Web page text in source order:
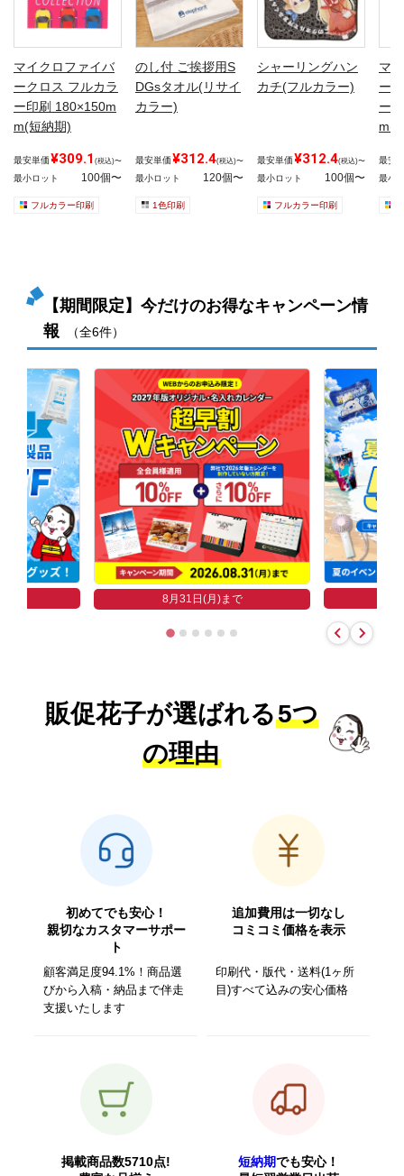
マイクロファイバ
ークロス フルカラ
ー印刷 180×150m
m(短納期)
最安単価¥309.1 (税込)〜
最小ロット 100個〜
フルカラー印刷
のし付 ご挨拶用S
DGsタオル(リサイ
カラー)
最安単価¥312.4(税込)〜
最小ロット 120個〜
1色印刷
シャーリングハン
カチ(フルカラー)
最安単価¥312.4(税込)〜
最小ロット 100個〜
フルカラー印刷
マ
ー
ー
m(
最安
最小
【期間限定】今だけのお得なキャンペーン情
報
（全6件）
8月31日(月)まで
販促花子が選ばれる5つ
の理由
初めてでも安心！
親切なカスタマーサポー
ト
顧客満足度94.1%！商品選
びから入稿・納品まで伴走
支援いたします
追加費用は一切なし
コミコミ価格を表示
印刷代・版代・送料(1ヶ所
目)すべて込みの安心価格
掲載商品数5710点!
短納期でも安心！